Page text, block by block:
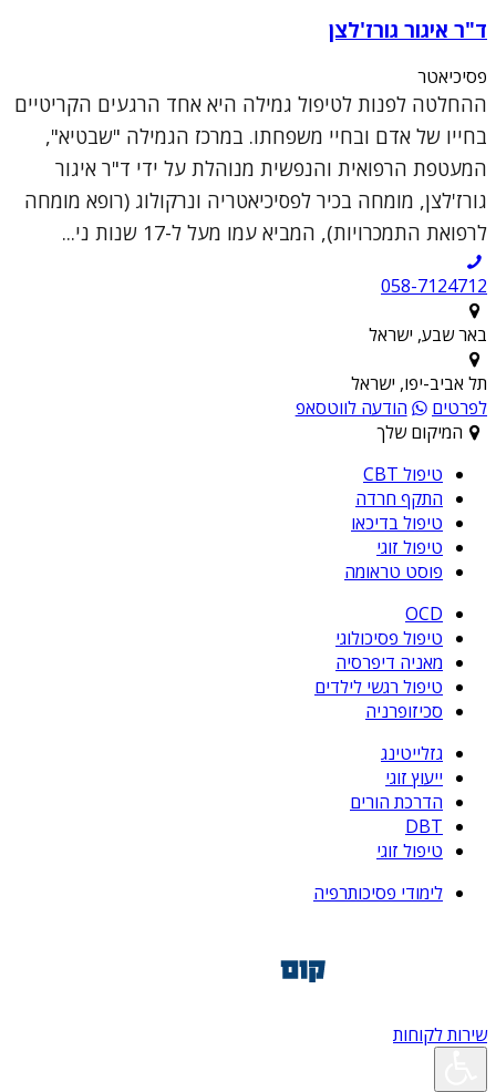
ד"ר איגור גורז'לצן
פסיכיאטר
ההחלטה לפנות לטיפול גמילה היא אחד הרגעים הקריטיים
בחייו של אדם ובחיי משפחתו. במרכז הגמילה "שבטיא",
המעטפת הרפואית והנפשית מנוהלת על ידי ד"ר איגור
גורז'לצן, מומחה בכיר לפסיכיאטריה ונרקולוג (רופא מומחה
לרפואת התמכרויות), המביא עמו מעל ל-17 שנות ני...
058-7124712
באר שבע, ישראל
תל אביב-יפו, ישראל
לפרטים
הודעה לווטסאפ
המיקום שלך
טיפול CBT
התקף חרדה
טיפול בדיכאו
טיפול זוגי
פוסט טראומה
OCD
טיפול פסיכולוגי
מאניה דיפרסיה
טיפול רגשי לילדים
סכיזופרניה
גזלייטינג
ייעוץ זוגי
הדרכת הורים
DBT
טיפול זוגי
לימודי פסיכותרפיה
שירות לקוחות